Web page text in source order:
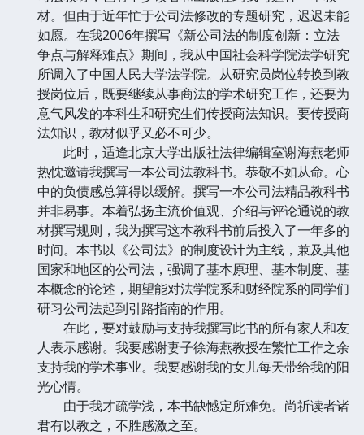
材。但由于近年忙于公司法修改的专题研究，迟迟未能
如愿。在我2006年撰写《新公司法的制度创新：立法
争点与解释难点》期间，我从中国社会科学院法学研究
所调入了中国人民大学法学院。从研究员岗位转换到教
授岗位后，既要继续从事商法的学术研究工作，还要为
意气风发的本科生和研究生们传授商法知识。要传授商
法知识，教材似乎又必不可少。
此时，适逢北京大学出版社法律编辑室谢海燕老师
热忱邀请我撰写一本公司法教科书。恭敬不如从命。心
中的负债感总算得以缓解。撰写一本公司法精品教科书
并非易事。本着弘扬主流价值观、介绍与评论通说的教
材撰写规则，我为撰写这本教科书前后投入了一年多的
时间。本书以《公司法》的制度设计为主线，兼及其他
国家和地区的公司法，强调了基本原理、基本制度、基
本概念的论述，期望能对法学院系和财经院系的同学们
研习公司法起到引路指南的作用。
在此，要对鼓励与支持我撰写此书的所有家人和友
人表示感谢。我要感谢妻子徐海燕教授在繁忙工作之余
支持我的学术事业。我要感谢我的女儿每天带给我的阳
光心情。
由于我才疏学浅，本书缺憾定所难免。尚祈读者诸
君有以教之，不胜感激之至。